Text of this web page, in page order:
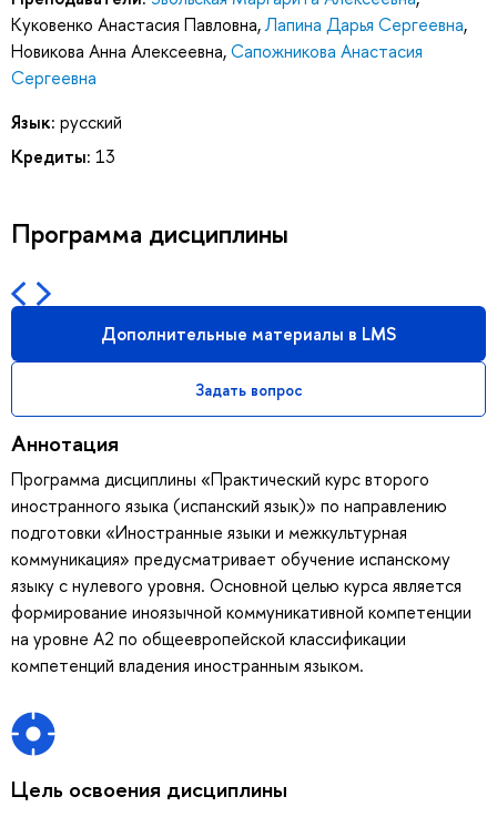
Куковенко Анастасия Павловна,Лапина Дарья Сергеевна,
Новикова Анна Алексеевна,Сапожникова Анастасия
Сергеевна
Язык: русский
Кредиты: 13
Программа дисциплины
Дополнительные материалы в LMS
Задать вопрос
Аннотация
Программа дисциплины «Практический курс второго
иностранного языка (испанский язык)» по направлению
подготовки «Иностранные языки и межкультурная
коммуникация» предусматривает обучение испанскому
языку с нулевого уровня. Основной целью курса является
формирование иноязычной коммуникативной компетенции
на уровне A2 по общеевропейской классификации
компетенций владения иностранным языком.
Цель освоения дисциплины